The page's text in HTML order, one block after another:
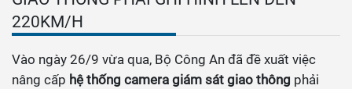
220KM/H
Vào ngày 26/9 vừa qua, Bộ Công An đã đề xuất việc
nâng cấp hệ thống camera giám sát giao thông phải